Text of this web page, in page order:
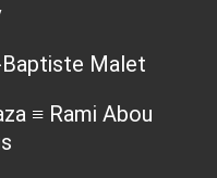
Baptiste Malet
≡ Rami Abou